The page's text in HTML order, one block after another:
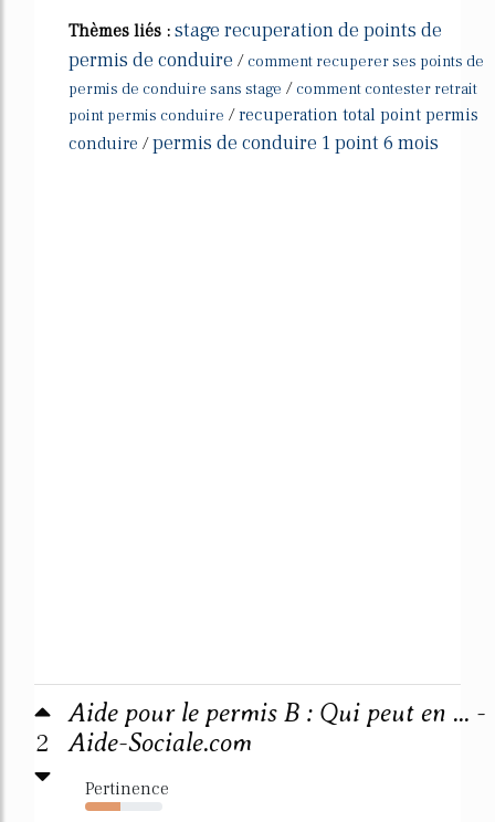
Thèmes liés : stage recuperation de points de
permis de conduire / comment recuperer ses points de
permis de conduire sans stage / comment contester retrait
point permis conduire /recuperation total point permis
conduire /permis de conduire 1 point 6 mois
2
Aide pour le permis B : Qui peut en ... -
Aide-Sociale.com
Pertinence
46%